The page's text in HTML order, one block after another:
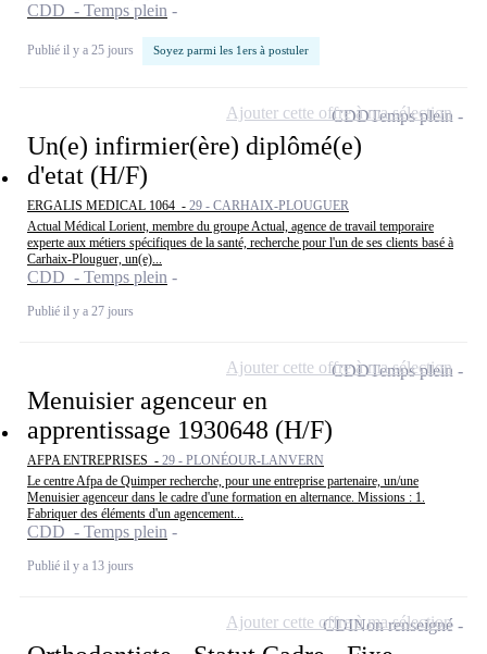
CDD - Temps plein
Publié il y a 25 jours Soyez parmi les 1ers à postuler
Un(e) infirmier(ère) diplômé(e)
d'etat (H/F)
ERGALIS MEDICAL 1064 - 29 - CARHAIX-PLOUGUER
Actual Médical Lorient, membre du groupe Actual, agence de travail temporaire
experte aux métiers spécifiques de la santé, recherche pour l'un de ses clients basé à
Carhaix-Plouguer, un(e)...
CDD - Temps plein
Publié il y a 27 jours
CDDTemps plein
Ajouter cette offre à ma sélection
Menuisier agenceur en
apprentissage 1930648 (H/F)
AFPA ENTREPRISES - 29 - PLONÉOUR-LANVERN
Le centre Afpa de Quimper recherche, pour une entreprise partenaire, un/une
Menuisier agenceur dans le cadre d'une formation en alternance. Missions : 1.
Fabriquer des éléments d'un agencement...
CDD - Temps plein
Publié il y a 13 jours
CDDTemps plein
Ajouter cette offre à ma sélection
CDINon renseigné
Ajouter cette offre à ma sélection